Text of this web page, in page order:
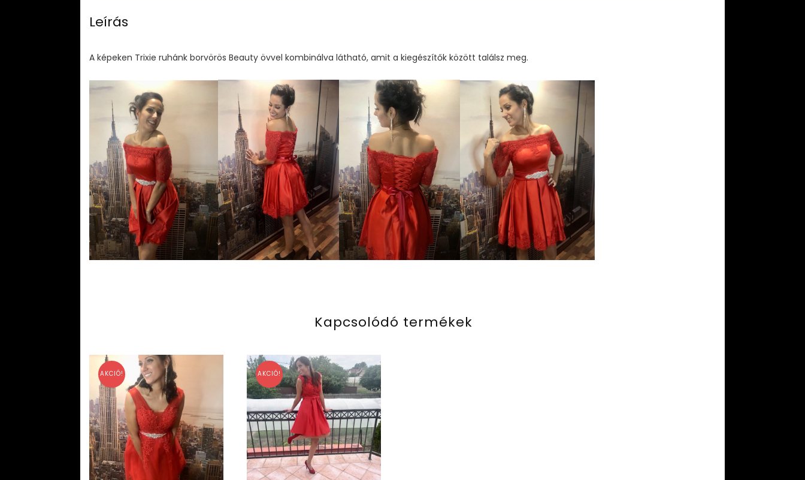
Leírás
A képeken Trixie ruhánk borvörös Beauty övvel kombinálva látható, amit a kiegészítők között találsz meg.
Kapcsolódó termékek
AKCIÓ! AKCIÓ!